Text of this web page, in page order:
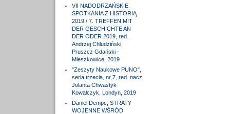
VII NADODRZAŃSKIE
SPOTKANIA Z HISTORIĄ
2019 / 7. TREFFEN MIT
DER GESCHICHTE AN
DER ODER 2019, red.
Andrzej Chludziński,
Pruszcz Gdański -
Mieszkowice, 2019
"Zeszyty Naukowe PUNO",
seria trzecia, nr 7, red. nacz.
Jolanta Chwastyk-
Kowalczyk, Londyn, 2019
Daniel Dempc, STRATY
WOJENNE WŚRÓD